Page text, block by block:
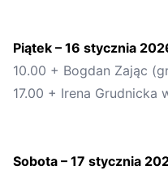
Piątek – 16 stycznia 202
10.00 + Bogdan Zając
17.00 + Irena Grudnicka
Sobota – 17 stycznia